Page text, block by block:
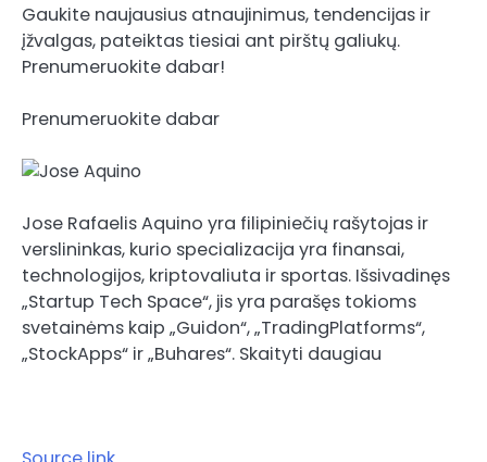
Gaukite naujausius atnaujinimus, tendencijas ir
įžvalgas, pateiktas tiesiai ant pirštų galiukų.
Prenumeruokite dabar!
Prenumeruokite dabar
Jose Rafaelis Aquino yra filipiniečių rašytojas ir
verslininkas, kurio specializacija yra finansai,
technologijos, kriptovaliuta ir sportas. Išsivadinęs
„Startup Tech Space“, jis yra parašęs tokioms
svetainėms kaip „Guidon“, „TradingPlatforms“,
„StockApps“ ir „Buhares“. Skaityti daugiau